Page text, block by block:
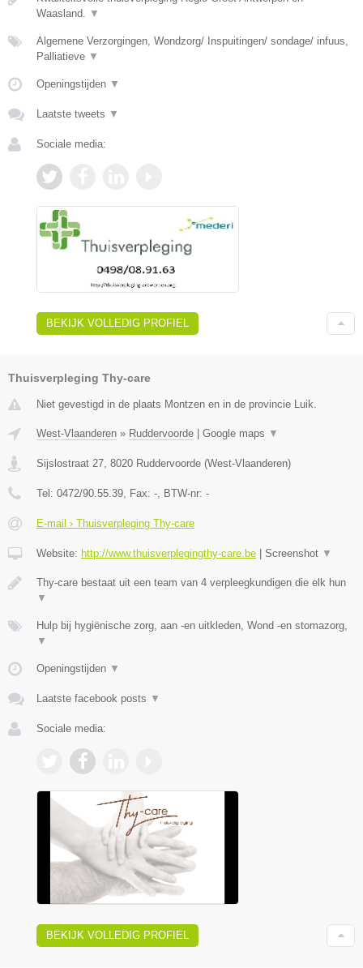
Waasland.
▼
Algemene Verzorgingen, Wondzorg/ Inspuitingen/ sondage/ infuus,
Palliatieve ▼
Openingstijden ▼
Laatste tweets ▼
Sociale media:
BEKIJK VOLLEDIG PROFIEL
Thuisverpleging Thy-care
Niet gevestigd in de plaats Montzen en in de provincie Luik.
West-Vlaanderen » Ruddervoorde Google maps ▼
Sijslostraat 27 8020 Ruddervoorde (West-Vlaanderen)
Tel: 0472/90.55.39 , Fax: - , BTW-nr: -
E-mail › Thuisverpleging Thy-care
Website: http://www.thuisverplegingthy-care.be Screenshot ▼
Thy-care bestaat uit een team van 4 verpleegkundigen die elk hun
▼
Hulp bij hygiënische zorg, aan -en uitkleden, Wond -en stomazorg,
▼
Openingstijden ▼
Laatste facebook posts ▼
Sociale media:
BEKIJK VOLLEDIG PROFIEL